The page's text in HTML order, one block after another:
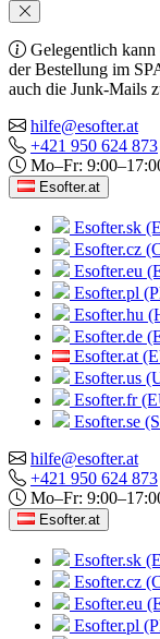
Gelegentlich
der Bestellung im
auch die Junk-Mails
hilfe@esofter.at
+421 950 624 873
Mo–Fr:
Esofter.at
Esofter.sk
Esofter.cz
Esofter.eu
Esofter.pl
Esofter.hu
Esofter.de
Esofter.at
Esofter.us
Esofter.fr
Esofter.se
hilfe@esofter.at
+421 950 624 873
Mo–Fr:
Esofter.at
Esofter.sk
Esofter.cz
Esofter.eu
Esofter.pl